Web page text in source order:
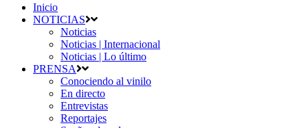
Inicio
NOTICIAS
Noticias
Noticias | Internacional
Noticias | Lo último
PRENSA
Conociendo al vinilo
En directo
Entrevistas
Reportajes